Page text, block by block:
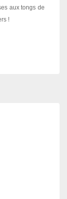
aux tongs de
!